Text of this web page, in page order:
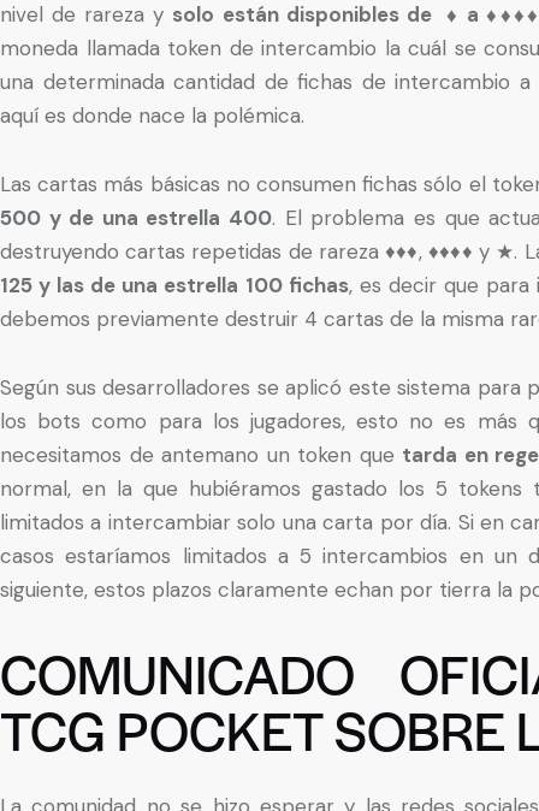
nivel de rareza y solo están disponibles de ♦ a
moneda llamada token de intercambio la cuál se
una determinada cantidad de fichas de intercambio
aquí es donde nace la polémica.
Las cartas más básicas no consumen fichas sólo el
500 y de una estrella 400. El problema es que
destruyendo cartas repetidas de rareza ♦♦♦, ♦♦♦♦ y ★.
125 y las de una estrella 100 fichas, es decir que
debemos previamente destruir 4 cartas de la misma
Según sus desarrolladores se aplicó este sistema
los bots como para los jugadores, esto no es más
necesitamos de antemano un token que tarda en
normal, en la que hubiéramos gastado los 5
limitados a intercambiar solo una carta por día. Si en
casos estaríamos limitados a 5 intercambios en
siguiente, estos plazos claramente echan por tierra la
COMUNICADO
TCG POCKET SOBRE